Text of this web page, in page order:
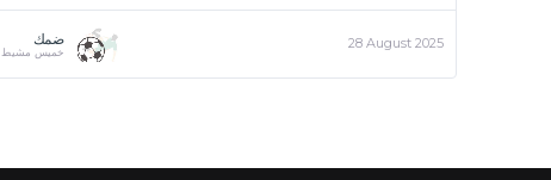
28 August 2025 ضمك
خميس مشيط